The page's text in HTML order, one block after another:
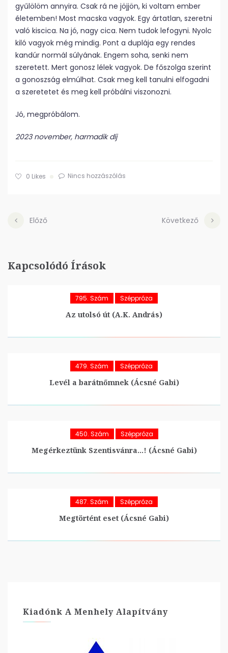
gyűlölöm annyira. Csak rá ne jöjjön, ki voltam ember
életemben! Most macska vagyok. Egy ártatlan, szeretni
való kiscica. Na jó, nagy cica. Nem tudok lefogyni. Nyolc
kiló vagyok még mindig. Pont a duplája egy rendes
kandúr normál súlyának. Engem soha, senki nem
szeretett. Mert gonosz lélek vagyok. De főszolga szerint
a gonoszság elmúlhat. Csak meg kell tanulni elfogadni
a szeretetet és meg kell próbálni viszonozni.
Jó, megpróbálom.
2023 november, harmadik díj
0 Likes Nincs hozzászólás
Előző Következő
Kapcsolódó Írások
795. Szám Széppróza
Az utolsó út (A.K. András)
479. Szám Széppróza
Levél a barátnőmnek (Ácsné Gabi)
450. Szám Széppróza
Megérkeztünk Szentisvánra…! (Ácsné Gabi)
487. Szám Széppróza
Megtörtént eset (Ácsné Gabi)
Kiadónk A Menhely Alapítvány